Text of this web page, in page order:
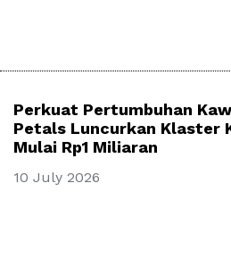
Perkuat Pertumbuhan
Petals Luncurkan Klaster
Mulai Rp1 Miliaran
10 July 2026